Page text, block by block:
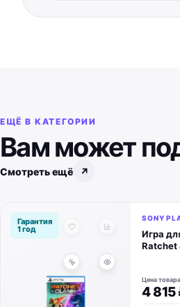
ЕЩЁ В КАТЕГОРИИ
Вам может
Смотреть ещё ↗
Гарантия
1 год
SONY
Игра
Ratchet
Цена товара
4 815